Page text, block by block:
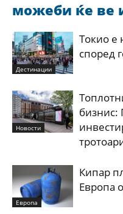
можеби ќе ве
Дестинации
Токио е
според
Новости
бизнис:
Европа
Кипар
Европа